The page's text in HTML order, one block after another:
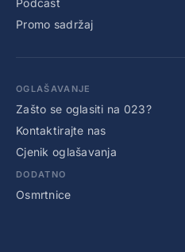
Podcast
Promo sadržaj
OGLAŠAVANJE
Zašto se oglasiti na 023?
Kontaktirajte nas
Cjenik oglašavanja
DODATNO
Osmrtnice